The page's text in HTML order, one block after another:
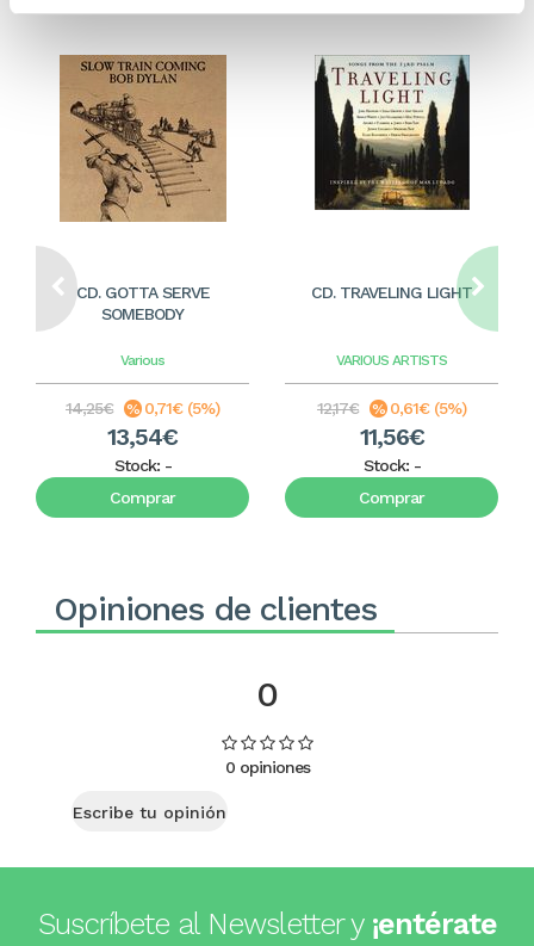
CD. GOTTA SERVE
SOMEBODY
Various
14,25€ 0,71€ (5%)
13,54€
Stock: -
Comprar
CD. TRAVELING LIGHT
VARIOUS ARTISTS
12,17€ 0,61€ (5%)
11,56€
Stock: -
Comprar
Opiniones de clientes
0
0 opiniones
Escribe tu opinión
Suscríbete al Newsletter y ¡entérate